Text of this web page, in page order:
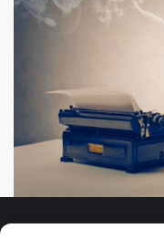
Auteurs, votre